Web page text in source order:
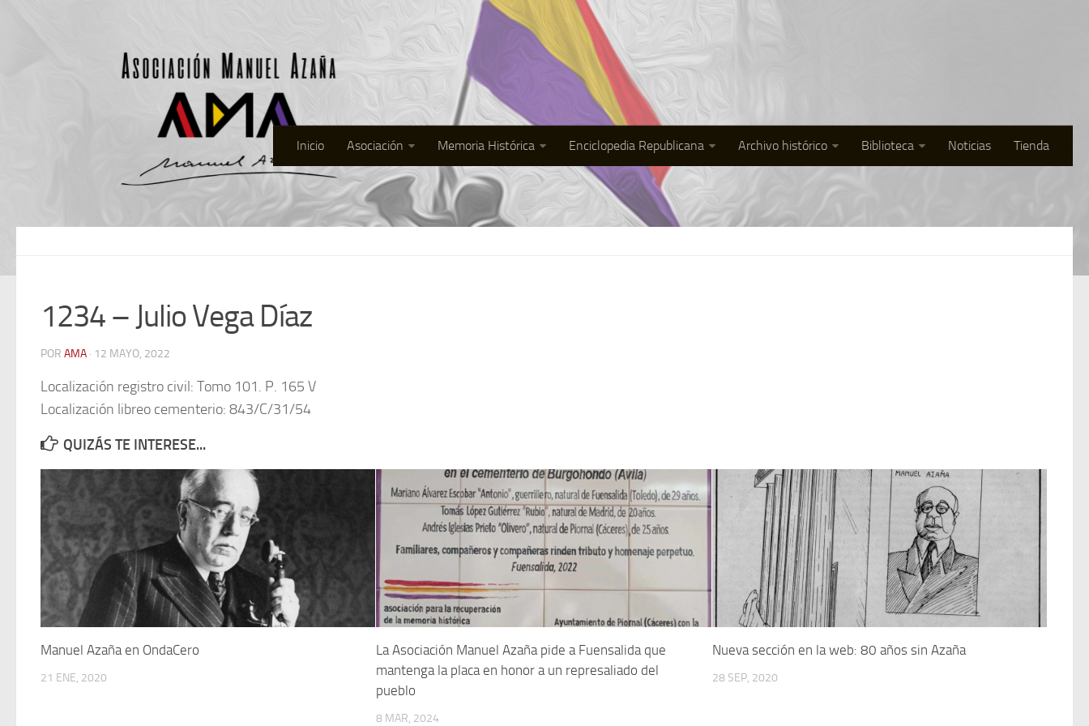
Inicio Asociación Memoria Histórica Enciclopedia Republicana Archivo histórico Biblioteca Noticias Tienda
1234 – Julio Vega Díaz
POR AMA · 12 MAYO, 2022
Localización registro civil: Tomo 101. P. 165 V
Localización libreo cementerio: 843/C/31/54
QUIZÁS TE INTERESE...
Manuel Azaña en OndaCero
21 ENE, 2020
La Asociación Manuel Azaña pide a Fuensalida que
mantenga la placa en honor a un represaliado del
pueblo
8 MAR, 2024
Nueva sección en la web: 80 años sin Azaña
28 SEP, 2020